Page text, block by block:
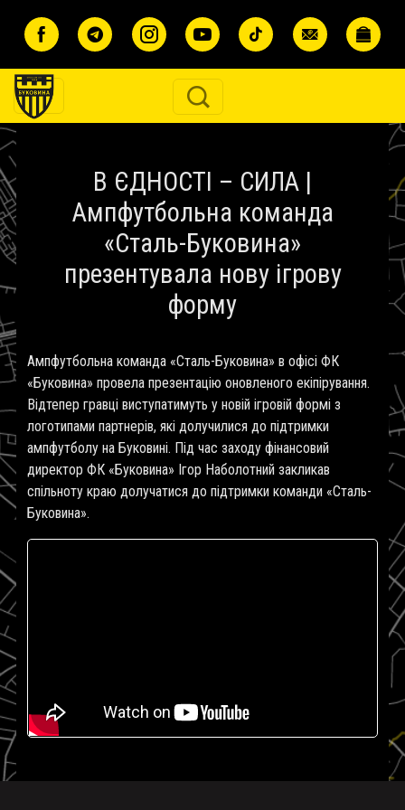
В ЄДНОСТІ – СИЛА |
Ампфутбольна команда
«Сталь-Буковина»
презентувала нову ігрову
форму
Ампфутбольна команда «Сталь-Буковина» в офісі ФК
«Буковина» провела презентацію оновленого екіпірування.
Відтепер гравці виступатимуть у новій ігровій формі з
логотипами партнерів, які долучилися до підтримки
ампфутболу на Буковині. Під час заходу фінансовий
директор ФК «Буковина» Ігор Наболотний закликав
спільноту краю долучатися до підтримки команди «Сталь-
Буковина».